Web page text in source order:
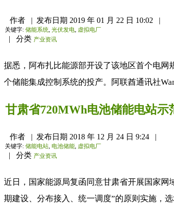
作者 | 发布日期 2019 年 01 月 22 日 10:02 |
关键字: 储能系统, 光伏发电, 虚拟电厂
| 分类 产业资讯
据悉，阿布扎比能源部开设了该地区首个电
个储能集成控制系统的投产。阿联酋通讯社
甘肃省720MWh电池储能电站
作者 | 发布日期 2018 年 12 月 24 日 9:24 |
关键字: 储能电站, 电池储能, 虚拟电厂
| 分类 产业资讯
近日，国家能源局复函同意甘肃省开展国家
期建设、分布接入、统一调度”的原则实施，